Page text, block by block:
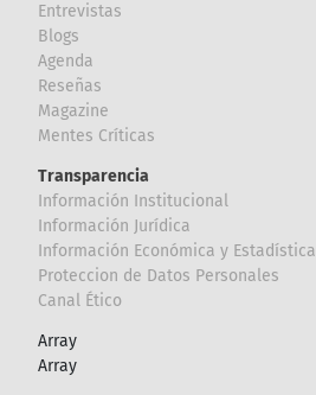
Entrevistas
Blogs
Agenda
Reseñas
Magazine
Mentes Críticas
Transparencia
Información Institucional
Información Jurídica
Información Económica y Estadística
Proteccion de Datos Personales
Canal Ético
Array
Array